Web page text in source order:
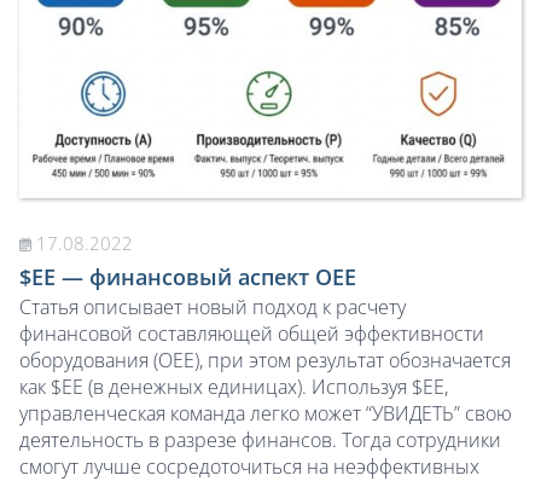
17.08.2022
$EE — финансовый аспект OEE
Статья описывает новый подход к расчету
финансовой составляющей общей эффективности
оборудования (OEE), при этом результат обозначается
как $EE (в денежных единицах). Используя $EE,
управленческая команда легко может “УВИДЕТЬ” свою
деятельность в разрезе финансов. Тогда сотрудники
смогут лучше сосредоточиться на неэффективных